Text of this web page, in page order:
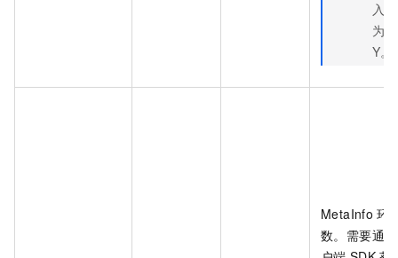
入参
为
Y。
MetaInfo 环
数。需要通